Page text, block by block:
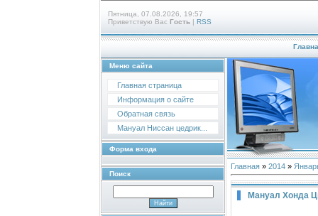
Пятница, 07.08.2026, 19:57
Приветствую Вас Гость | RSS
Меню сайта
Главная страница
Информация о сайте
Обратная связь
Мануал Ниссан цедрик...
Форма входа
Поиск
Главная » 2014 »
Мануал Хонда